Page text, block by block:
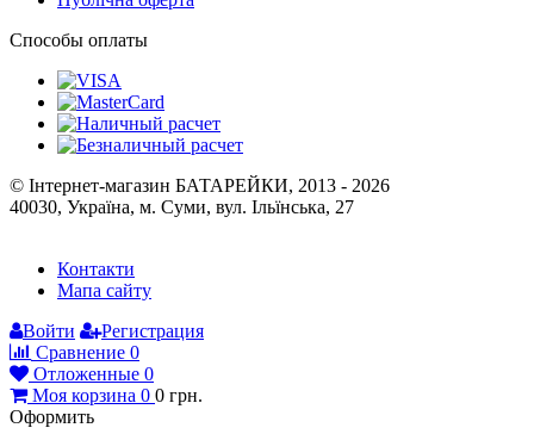
Способы оплаты
© Інтернет-магазин БАТАРЕЙКИ, 2013 - 2026
40030, Україна, м. Суми, вул. Ільїнська, 27
Контакти
Мапа сайту
Войти
Регистрация
Сравнение 0
Отложенные 0
Моя корзина 0 0 грн.
Оформить